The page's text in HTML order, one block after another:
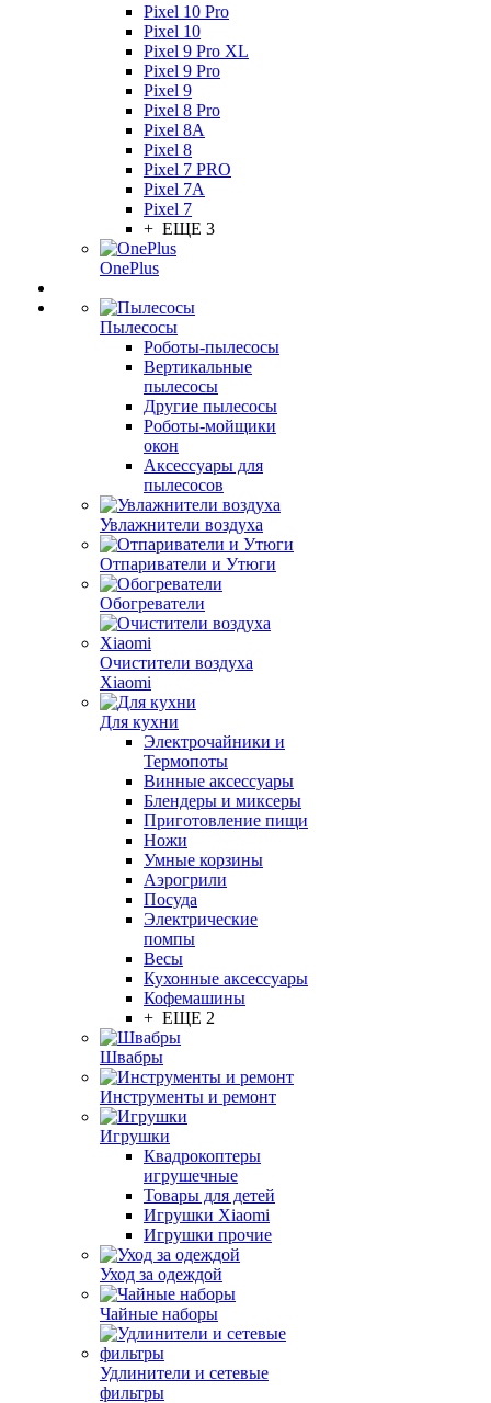
Pixel 10 Pro
Pixel 10
Pixel 9 Pro XL
Pixel 9 Pro
Pixel 9
Pixel 8 Pro
Pixel 8A
Pixel 8
Pixel 7 PRO
Pixel 7A
Pixel 7
+ ЕЩЕ 3
OnePlus
Пылесосы
Роботы-пылесосы
Вертикальные
пылесосы
Другие пылесосы
Роботы-мойщики
окон
Аксессуары для
пылесосов
Увлажнители воздуха
Отпариватели и Утюги
Обогреватели
Очистители воздуха
Xiaomi
Для кухни
Электрочайники и
Термопоты
Винные аксессуары
Блендеры и миксеры
Приготовление пищи
Ножи
Умные корзины
Аэрогрили
Посуда
Электрические
помпы
Весы
Кухонные аксессуары
Кофемашины
+ ЕЩЕ 2
Швабры
Инструменты и ремонт
Игрушки
Квадрокоптеры
игрушечные
Товары для детей
Игрушки Xiaomi
Игрушки прочие
Уход за одеждой
Чайные наборы
Удлинители и сетевые
фильтры